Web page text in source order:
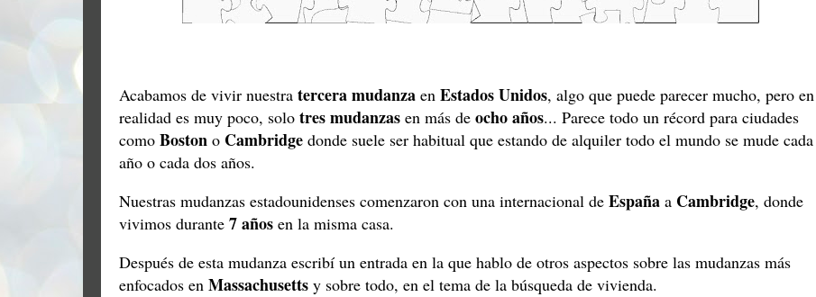
Acabamos de vivir nuestra tercera mudanza en Estados Unidos, algo que puede parecer mucho, pero en
realidad es muy poco, solo tres mudanzas en más de ocho años... Parece todo un récord para ciudades
como Boston o Cambridge donde suele ser habitual que estando de alquiler todo el mundo se mude cada
año o cada dos años.
Nuestras mudanzas estadounidenses comenzaron con una internacional de España a Cambridge, donde
vivimos durante 7 años en la misma casa.
Después de esta mudanza escribí un entrada en la que hablo de otros aspectos sobre las mudanzas más
enfocados en Massachusetts y sobre todo, en el tema de la búsqueda de vivienda.